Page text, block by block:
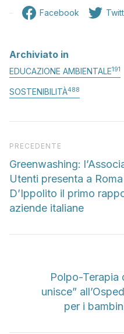
Facebook
Archiviato in
EDUCAZIONE AMBIENTALE191
SOSTENIBILITÀ488
Articolo precedente
PRECEDENTE
Greenwashing:
Utenti presenta a
D’Ippolito il primo
aziende italiane
Polpo-Terapia
unisce”
per i